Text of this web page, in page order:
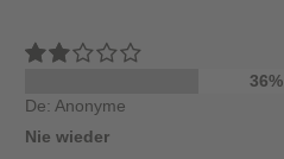
36%
De: Anonyme
Nie wieder